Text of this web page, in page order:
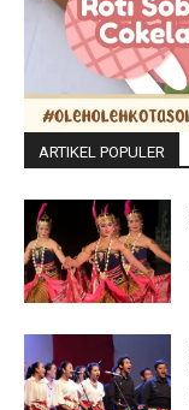
ARTIKEL POPULER